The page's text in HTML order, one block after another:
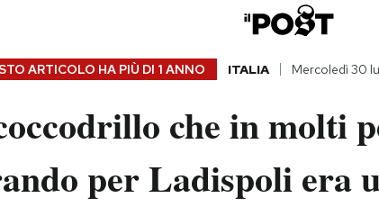
ARTICOLO HA PIÙ DI 1 ANNO ITALIA Mercoledì 30
che in molti
per Ladispoli era